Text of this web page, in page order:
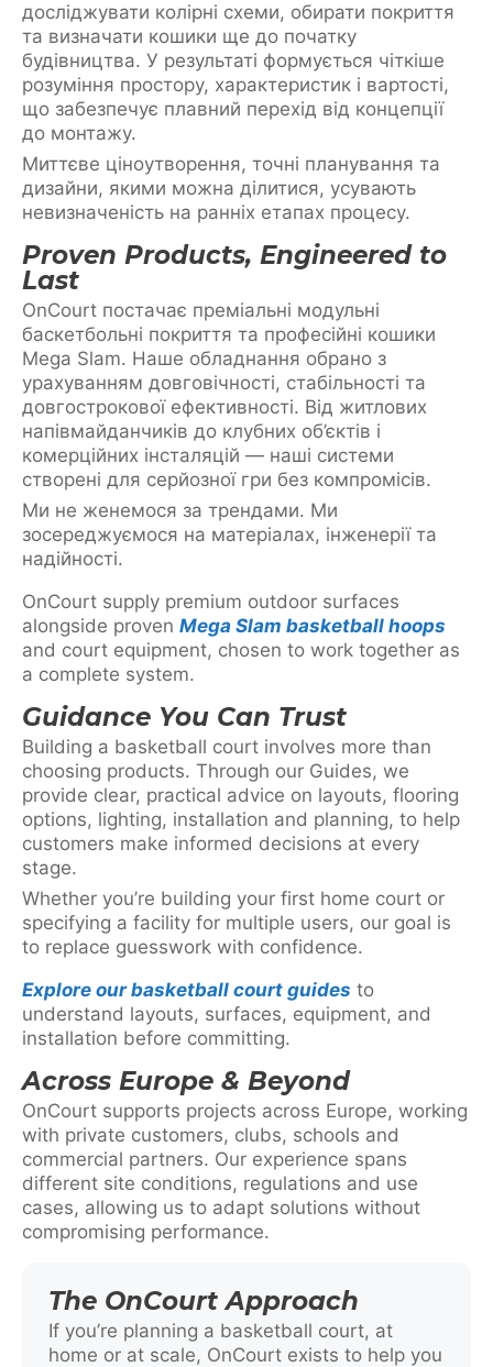
досліджувати колірні схеми, обирати покриття
та визначати кошики ще до початку
будівництва. У результаті формується чіткіше
розуміння простору, характеристик і вартості,
що забезпечує плавний перехід від концепції
до монтажу.
Миттєве ціноутворення, точні планування та
дизайни, якими можна ділитися, усувають
невизначеність на ранніх етапах процесу.
Proven Products, Engineered to
Last
OnCourt постачає преміальні модульні
баскетбольні покриття та професійні кошики
Mega Slam. Наше обладнання обрано з
урахуванням довговічності, стабільності та
довгострокової ефективності. Від житлових
напівмайданчиків до клубних об’єктів і
комерційних інсталяцій — наші системи
створені для серйозної гри без компромісів.
Ми не женемося за трендами. Ми
зосереджуємося на матеріалах, інженерії та
надійності.
OnCourt supply premium outdoor surfaces
alongside proven Mega Slam basketball hoops
and court equipment, chosen to work together as
a complete system.
Guidance You Can Trust
Building a basketball court involves more than
choosing products. Through our Guides, we
provide clear, practical advice on layouts, flooring
options, lighting, installation and planning, to help
customers make informed decisions at every
stage.
Whether you’re building your first home court or
specifying a facility for multiple users, our goal is
to replace guesswork with confidence.
Explore our basketball court guides to
understand layouts, surfaces, equipment, and
installation before committing.
Across Europe & Beyond
OnCourt supports projects across Europe, working
with private customers, clubs, schools and
commercial partners. Our experience spans
different site conditions, regulations and use
cases, allowing us to adapt solutions without
compromising performance.
The OnCourt Approach
If you’re planning a basketball court, at
home or at scale, OnCourt exists to help you